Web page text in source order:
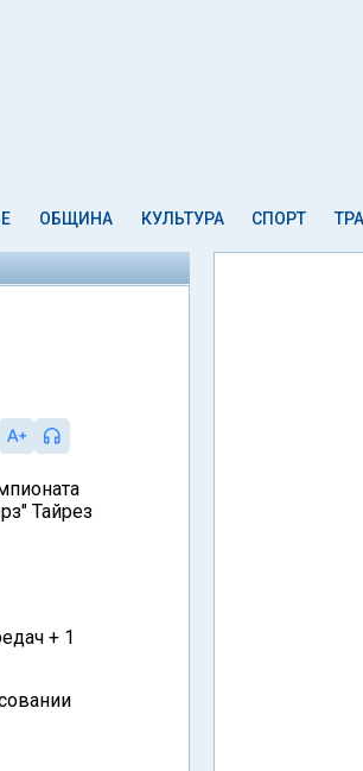
ОБЩИНА КУЛЬТУРА СПОРТ
Тайрез
+ 1